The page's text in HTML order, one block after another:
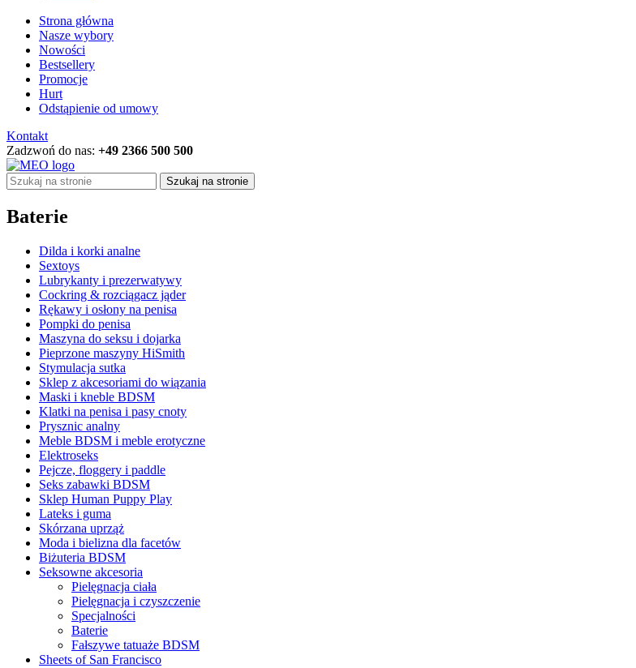
Strona główna
Nasze wybory
Nowości
Bestsellery
Promocje
Hurt
Odstąpienie od umowy
Kontakt
Zadzwoń do nas: +49 2366 500 500
Szukaj na stronie
Baterie
Dilda i korki analne
Sextoys
Lubrykanty i prezerwatywy
Cockring & rozciągacz jąder
Rękawy i osłony na penisa
Pompki do penisa
Maszyna do seksu i dojarka
Pieprzone maszyny HiSmith
Stymulacja sutka
Sklep z akcesoriami do wiązania
Maski i kneble BDSM
Klatki na penisa i pasy cnoty
Prysznic analny
Meble BDSM i meble erotyczne
Elektroseks
Pejcze, floggery i paddle
Seks zabawki BDSM
Sklep Human Puppy Play
Lateks i guma
Skórzana uprząż
Moda i bielizna dla facetów
Biżuteria BDSM
Seksowne akcesoria
Pielęgnacja ciała
Pielęgnacja i czyszczenie
Specjalności
Baterie
Fałszywe tatuaże BDSM
Sheets of San Francisco